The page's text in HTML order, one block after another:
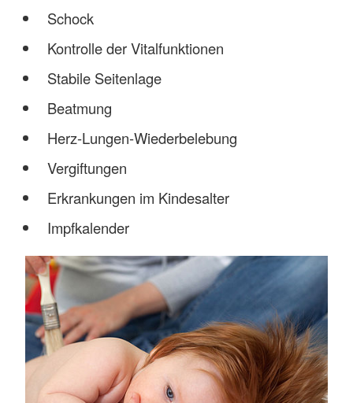
Schock
Kontrolle der Vitalfunktionen
Stabile Seitenlage
Beatmung
Herz-Lungen-Wiederbelebung
Vergiftungen
Erkrankungen im Kindesalter
Impfkalender